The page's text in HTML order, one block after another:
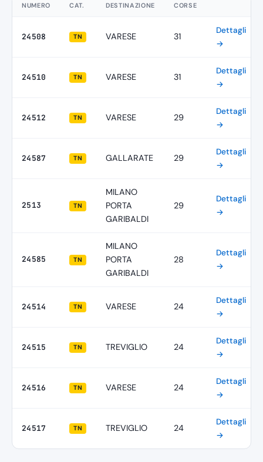
NUMERO CAT. DESTINAZIONE CORSE
24508 TN VARESE 31
Dettagli
→
24510 TN VARESE 31
Dettagli
→
24512 TN VARESE 29
Dettagli
→
24587 TN GALLARATE 29
Dettagli
→
2513 TN
MILANO
PORTA
GARIBALDI
29
Dettagli
→
24585 TN
MILANO
PORTA
GARIBALDI
28
Dettagli
→
24514 TN VARESE 24
Dettagli
→
24515 TN TREVIGLIO 24
Dettagli
→
24516 TN VARESE 24
Dettagli
→
24517 TN TREVIGLIO 24
Dettagli
→